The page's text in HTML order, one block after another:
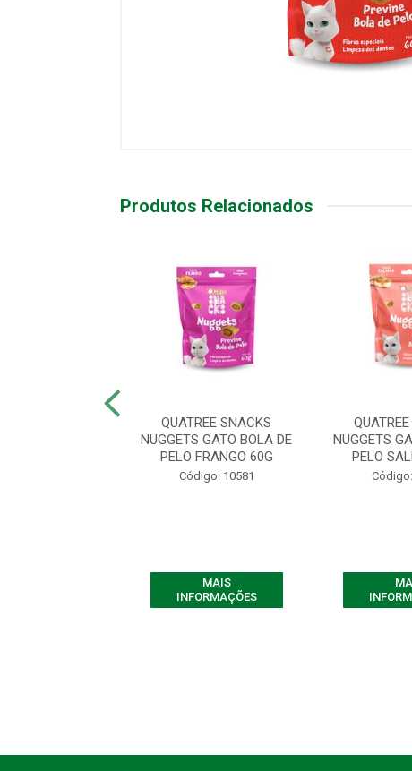
Produtos Relacionados
QUATREE SNACKS
NUGGETS GATO BOLA DE
PELO FRANGO 60G
Código: 10581
MAIS
INFORMAÇÕES
NUGGETS
PELO